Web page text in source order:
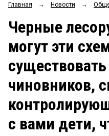
ОБЩЕСТВО
ЗАКОН
НОВОСТИ КОМПАНИЙ
СТИЛЬ ЖИЗНИ
Главная → Новости →
Черные
могут эти
существовать
чиновников,
с вами дети,